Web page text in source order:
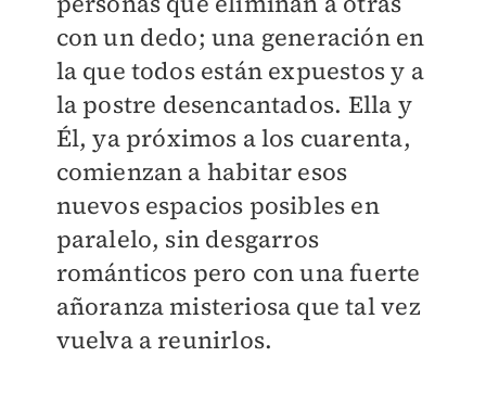
con un dedo; una generación en
la que todos están expuestos y a
la postre desencantados. Ella y
Él, ya próximos a los cuarenta,
comienzan a habitar esos
nuevos espacios posibles en
paralelo, sin desgarros
románticos pero con una fuerte
añoranza misteriosa que tal vez
vuelva a reunirlos.